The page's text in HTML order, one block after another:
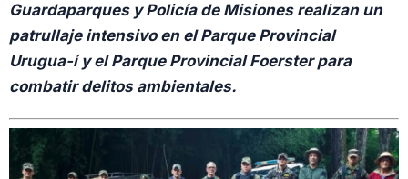
Guardaparques y Policía de Misiones realizan un
patrullaje intensivo en el Parque Provincial
Urugua-í y el Parque Provincial Foerster para
combatir delitos ambientales.